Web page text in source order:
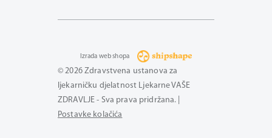
© 2026 Zdravstvena ustanova za
ljekarničku djelatnost Ljekarne VAŠE
ZDRAVLJE - Sva prava pridržana. |
Postavke kolačića
Izrada web shopa